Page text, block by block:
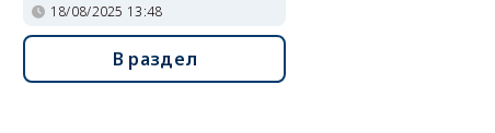
18/08/2025 13:48
В раздел